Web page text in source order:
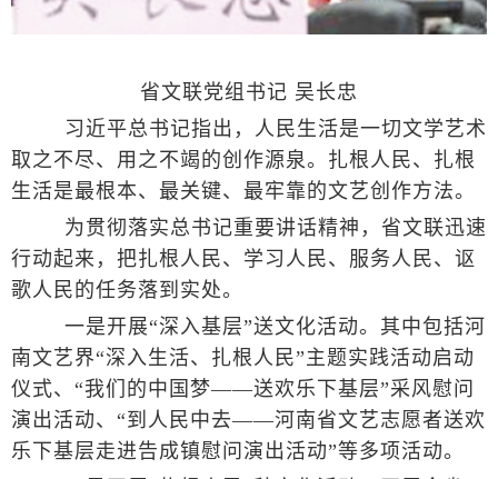
省文联党组书记 吴长忠
习近平总书记指出，人民生活是一切文学艺术
取之不尽、用之不竭的创作源泉。扎根人民、扎根
生活是最根本、最关键、最牢靠的文艺创作方法。
为贯彻落实总书记重要讲话精神，省文联迅速
行动起来，把扎根人民、学习人民、服务人民、讴
歌人民的任务落到实处。
一是开展“深入基层”送文化活动。其中包括河
南文艺界“深入生活、扎根人民”主题实践活动启动
仪式、“我们的中国梦——送欢乐下基层”采风慰问
演出活动、“到人民中去——河南省文艺志愿者送欢
乐下基层走进告成镇慰问演出活动”等多项活动。